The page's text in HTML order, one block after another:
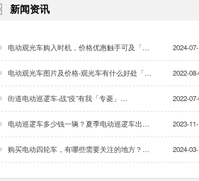
新闻资讯
电动观光车购入时机，价格优惠触手可及「专菱」… 2024-
电动观光车图片及价格-观光车有什么好处「专菱」… 2022-
街道电动巡逻车-战“疫”有我「专菱」… 2022-
电动巡逻车多少钱一辆？夏季电动巡逻车出行要谨慎！「专菱」… 2023-
购买电动四轮车，有哪些需要关注的地方？——全天候咨询… 2024-